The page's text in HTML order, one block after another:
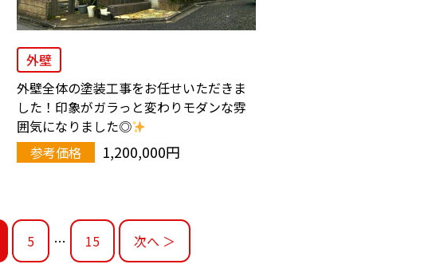
外壁
外壁全体の塗装工事をお任せいただきま
した！印象がガラっと変わりモダンな雰
囲気になりました◎
参考価格
1,200,000円
5 … 15 次へ ＞